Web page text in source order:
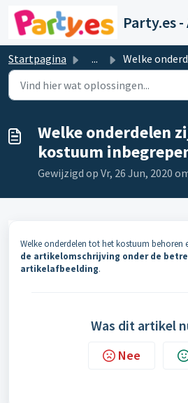
Doorgaan naar hoofdinhoud
Party.es
Startpagina ... Welke onderdelen zijn bij mijn
Welke onderdelen
kostuum
Gewijzigd op Vr, 26 Jun, 2020
Welke onderdelen tot het kostuum behoren
de artikelomschrijving onder de
artikelafbeelding.
Was dit artikel
Nee